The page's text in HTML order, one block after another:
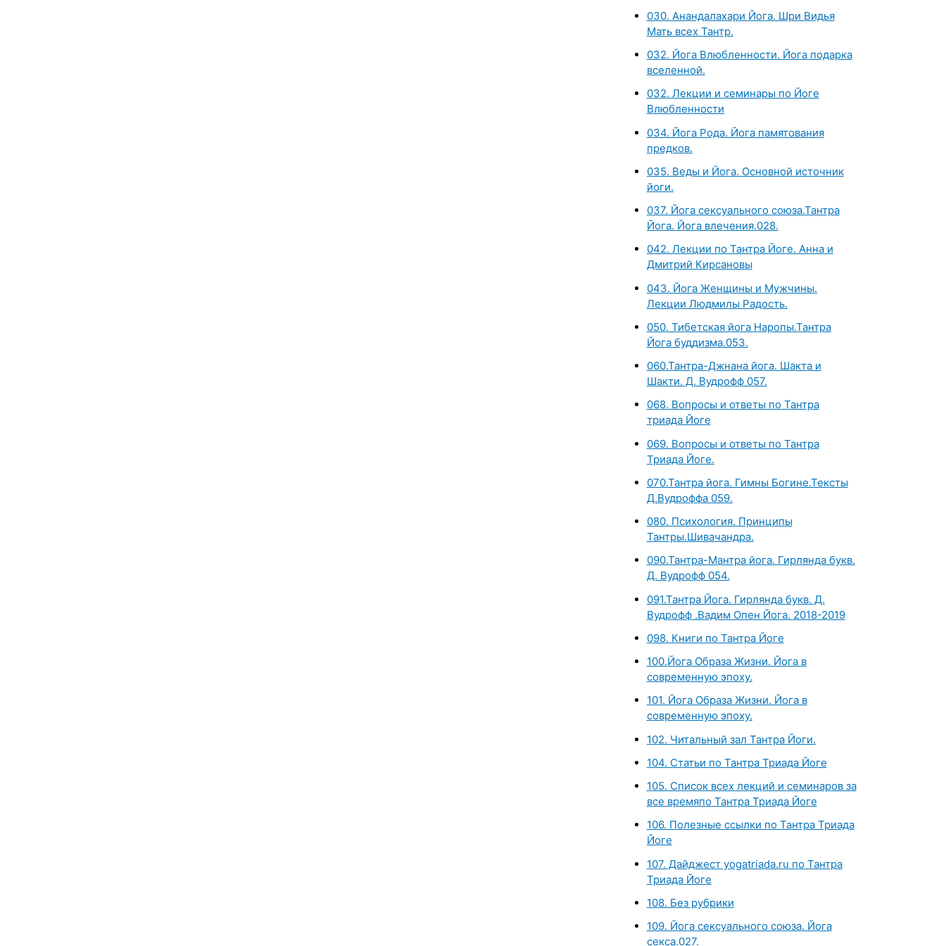
030. Анандалахари Йога. Шри Видья
Мать всех Тантр.
032. Йога Влюбленности. Йога подарка
вселенной.
032. Лекции и семинары по Йоге
Влюбленности
034. Йога Рода. Йога памятования
предков.
035. Веды и Йога. Основной источник
йоги.
037. Йога сексуального союза.Тантра
Йога. Йога влечения.028.
042. Лекции по Тантра Йоге. Анна и
Дмитрий Кирсановы
043. Йога Женщины и Мужчины.
Лекции Людмилы Радость.
050. Тибетская йога Наропы.Тантра
Йога буддизма.053.
060.Тантра-Джнана йога. Шакта и
Шакти. Д. Вудрофф 057.
068. Вопросы и ответы по Тантра
триада Йоге
069. Вопросы и ответы по Тантра
Триада Йоге.
070.Тантра йога. Гимны Богине.Тексты
Д.Вудроффа 059.
080. Психология. Принципы
Тантры.Шивачандра.
090.Тантра-Мантра йога. Гирлянда букв.
Д. Вудрофф 054.
091.Тантра Йога. Гирлянда букв. Д.
Вудрофф .Вадим Опен Йога. 2018-2019
098. Книги по Тантра Йоге
100.Йога Образа Жизни. Йога в
современную эпоху.
101. Йога Образа Жизни. Йога в
современную эпоху.
102. Читальный зал Тантра Йоги.
104. Статьи по Тантра Триада Йоге
105. Список всех лекций и семинаров за
все времяпо Тантра Триада Йоге
106. Полезные ссылки по Тантра Триада
Йоге
107. Дайджест yogatriada.ru по Тантра
Триада Йоге
108. Без рубрики
109. Йога сексуального союза. Йога
секса.027.